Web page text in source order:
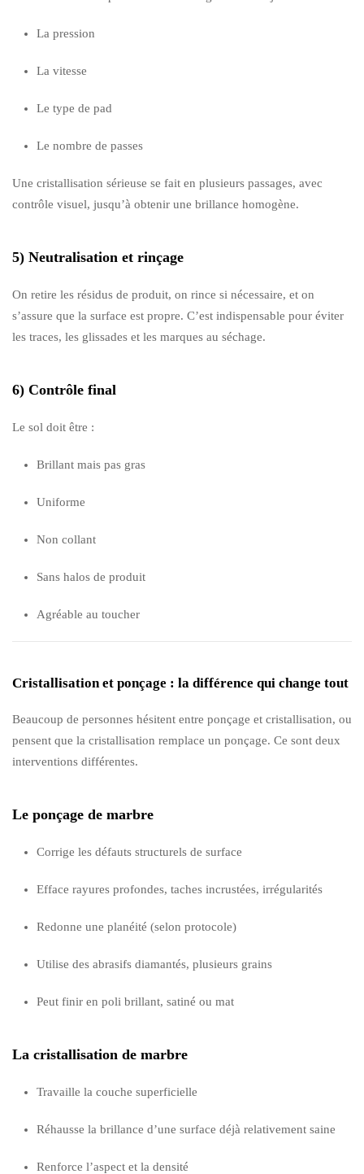
La pression
La vitesse
Le type de pad
Le nombre de passes
Une cristallisation sérieuse se fait en plusieurs passages, avec
contrôle visuel, jusqu’à obtenir une brillance homogène.
5) Neutralisation et rinçage
On retire les résidus de produit, on rince si nécessaire, et on
s’assure que la surface est propre. C’est indispensable pour éviter
les traces, les glissades et les marques au séchage.
6) Contrôle final
Le sol doit être :
Brillant mais pas gras
Uniforme
Non collant
Sans halos de produit
Agréable au toucher
Cristallisation et ponçage : la différence qui change tout
Beaucoup de personnes hésitent entre ponçage et cristallisation, ou
pensent que la cristallisation remplace un ponçage. Ce sont deux
interventions différentes.
Le ponçage de marbre
Corrige les défauts structurels de surface
Efface rayures profondes, taches incrustées, irrégularités
Redonne une planéité (selon protocole)
Utilise des abrasifs diamantés, plusieurs grains
Peut finir en poli brillant, satiné ou mat
La cristallisation de marbre
Travaille la couche superficielle
Réhausse la brillance d’une surface déjà relativement saine
Renforce l’aspect et la densité